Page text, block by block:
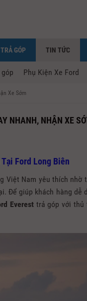
GÓP TIN TỨC
Phụ Kiện Xe Ford
Xe Sớm
NHANH, NHẬN XE
Ford Long Biên
Việt Nam yêu thích nhờ
Để giúp khách hàng dễ
Everesttrả góp với thủ